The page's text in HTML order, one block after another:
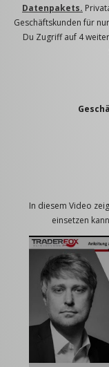
Datenpakets.
Geschäftskunden für
Du Zugriff auf 4
In diesem Video
einsetzen